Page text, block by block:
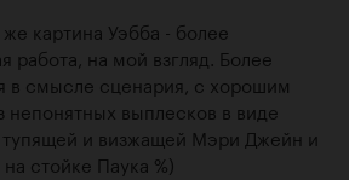
картина Уэбба - более
работа, на мой взгляд. Более
в смысле сценария, с хорошим
непонятных выплесков в виде
и визжащей Мэри Джейн и
стойке Паука %)